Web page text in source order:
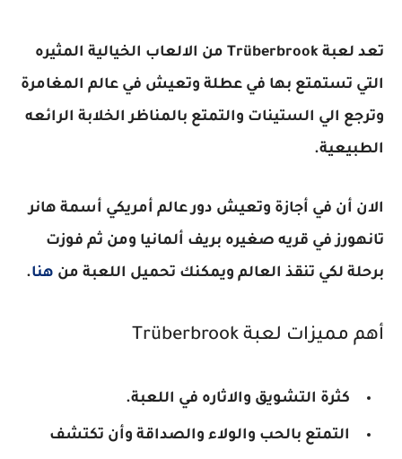
تعد لعبة Trüberbrook من الالعاب الخيالية المثيره
التي تستمتع بها في عطلة وتعيش في عالم المغامرة
وترجع الي الستينات والتمتع بالمناظر الخلابة الرائعه
الطبيعية.
الان أن في أجازة وتعيش دور عالم أمريكي أسمة هانر
تانهورز في قريه صغيره بريف ألمانيا ومن ثم فوزت
برحلة لكي تنقذ العالم ويمكنك تحميل اللعبة من هنا.
أهم مميزات لعبة Trüberbrook
كثرة التشويق والاثاره في اللعبة.
التمتع بالحب والولاء والصداقة وأن تكتشف